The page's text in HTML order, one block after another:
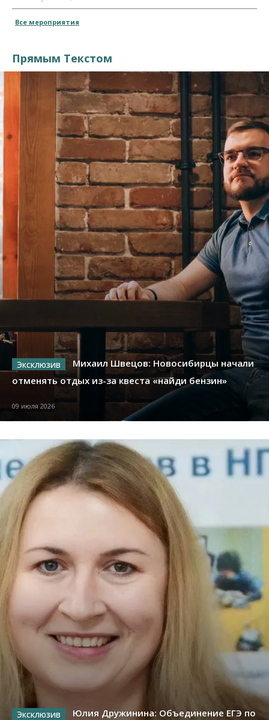
Все мероприятия
Прямым Текстом
Михаил Швецов: Новосибирцы начали
отменять отдых из-за квеста «найди бензин»
09 июля 2026
Юлия Дружинина: Объединение ЕГЭ по